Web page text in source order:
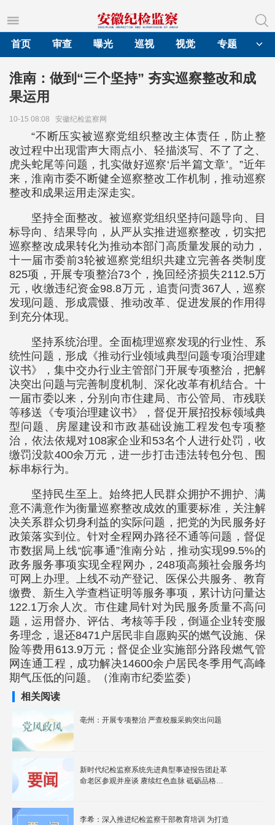
首页
审查 曝光 巡视 视觉 专题
淮南：做到“三个坚持” 夯实巡察整改和成
果运用
10-15 08:08 安徽纪检监察网
“不断压实被巡察党组织整改主体责任，防止整
改过程中出现雷声大雨点小、轻描淡写、不了了之、
虎头蛇尾等问题，扎实做好巡察‘后半篇文章’。”近年
来，淮南市委不断健全巡察整改工作机制，推动巡察
整改和成果运用走深走实。
坚持全面整改。被巡察党组织坚持问题导向、目
标导向、结果导向，从严从实推进巡察整改，切实把
巡察整改成果转化为推动本部门高质量发展的动力，
十一届市委前3轮被巡察党组织共建立完善各类制度
825项，开展专项整治73个，挽回经济损失2112.5万
元，收缴违纪资金98.8万元，追责问责367人，巡察
发现问题、形成震慑、推动改革、促进发展的作用得
到充分体现。
坚持系统治理。全面梳理巡察发现的行业性、系
统性问题，形成《推动行业领域典型问题专项治理建
议书》，集中交办行业主管部门开展专项整治，把解
决突出问题与完善制度机制、深化改革有机结合。十
一届市委以来，分别向市住建局、市公管局、市残联
等移送《专项治理建议书》，督促开展招投标领域典
型问题、房屋建设和市政基础设施工程发包专项整
治，依法依规对108家企业和53名个人进行处罚，收
缴罚没款400余万元，进一步打击违法转包分包、围
标串标行为。
坚持民生至上。始终把人民群众拥护不拥护、满
意不满意作为衡量巡察整改成效的重要标准，关注解
决关系群众切身利益的实际问题，把党的为民服务好
政策落实到位。针对全程网办路径不通等问题，督促
市数据局上线“皖事通”淮南分站，推动实现99.5%的
政务服务事项实现全程网办，248项高频社会服务均
可网上办理。上线不动产登记、医保公共服务、教育
缴费、新生入学查档证明等服务事项，累计访问量达
122.1万余人次。市住建局针对为民服务质量不高问
题，运用督办、评估、考核等手段，倒逼企业转变服
务理念，退还8471户居民非自愿购买的燃气设施、保
险等费用613.9万元；督促企业实施部分路段燃气管
网连通工程，成功解决14600余户居民冬季用气高峰
期气压低的问题。（淮南市纪委监委）
相关阅读
亳州：开展专项整治 严查校服采购突出问题
新时代纪检监察系统先进典型事迹报告团赴革
命老区参观并座谈 赓续红色血脉 砥砺品格操
李希：深入推进纪检监察干部教育培训 为打造